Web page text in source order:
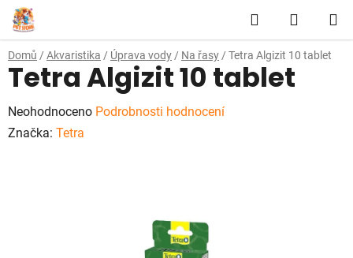
Přejít
na
obsah
Hledat
KOŠÍK
Domů / Akvaristika / Úprava vody / Na řasy / Tetra Algizit 10 tablet
Tetra Algizit 10 tablet
Průměrné
hodnocení
Neohodnoceno Podrobnosti hodnocení
Značka: Tetra